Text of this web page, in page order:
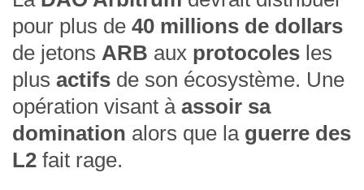
pour plus de 40 millions de dollars
de jetons ARB aux protocoles les
plus actifs de son écosystème. Une
opération visant à assoir sa
domination alors que la guerre des
L2 fait rage.